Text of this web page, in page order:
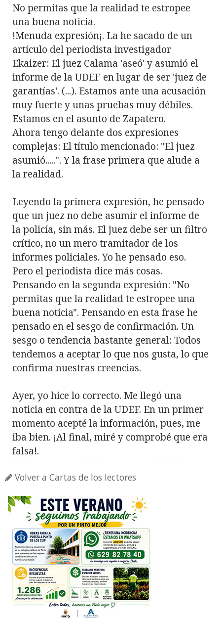
No permitas que la realidad te estropee
una buena noticia.
!Menuda expresión¡. La he sacado de un
artículo del periodista investigador
Ekaizer: El juez Calama 'aseó' y asumió el
informe de la UDEF en lugar de ser 'juez de
garantías'. (...). Estamos ante una acusación
muy fuerte y unas pruebas muy débiles.
Estamos en el asunto de Zapatero.
Ahora tengo delante dos expresiones
complejas: El título mencionado: "El juez
asumió.....". Y la frase primera que alude a
la realidad.
Leyendo la primera expresión, he pensado
que un juez no debe asumir el informe de
la policía, sin más. El juez debe ser un filtro
crítico, no un mero tramitador de los
informes policiales. Yo he pensado eso.
Pero el periodista dice más cosas.
Pensando en la segunda expresión: "No
permitas que la realidad te estropee una
buena noticia". Pensando en esta frase he
pensado en el sesgo de confirmación. Un
sesgo o tendencia bastante general: Todos
tendemos a aceptar lo que nos gusta, lo que
confirma nuestras creencias.
Ayer, yo hice lo correcto. Me llegó una
noticia en contra de la UDEF. En un primer
momento acepté la información, pues, me
iba bien. ¡Al final, miré y comprobé que era
falsa!.
Volver a Cartas de los lectores